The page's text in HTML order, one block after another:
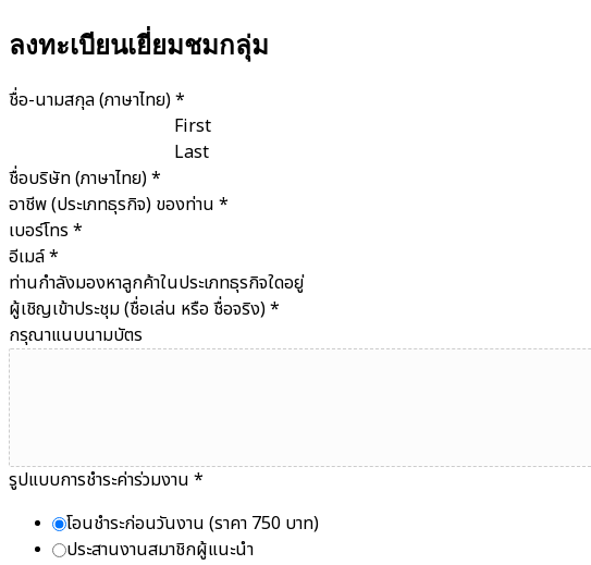
ลงทะเบียนเยี่ยมชมกลุ่ม
ชื่อ-นามสกุล (ภาษาไทย)*
First
Last
ชื่อบริษัท (ภาษาไทย)*
อาชีพ (ประเภทธุรกิจ) ของท่าน *
เบอร์โทร *
อีเมล์*
ท่านกำลังมองหาลูกค้าในประเภทธุรกิจใดอยู่
ผู้เชิญเข้าประชุม (ชื่อเล่น หรือ ชื่อจริง)*
กรุณาแนบนามบัตร
รูปแบบการชำระค่าร่วมงาน *
โอนชำระก่อนวันงาน (ราคา 750 บาท)
ประสานงานสมาชิกผู้แนะนำ